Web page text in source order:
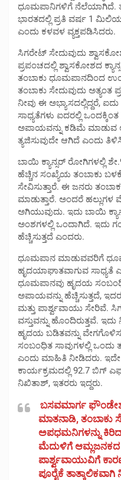
ಧೂಮಪಾನಿಗಳಿಗೆ ನೆಲೆಯಾಗಿದೆ.
ಭಾರತದಲ್ಲಿ ಪ್ರತಿ ವರ್ಷ 1
ಎಂದು ಕಳವಳ ವ್ಯಕ್ತಪಡಿಸಿದರು.
ಸಿಗರೇಟ್ ಸೇದುವುದು
ಪ್ರಪಂಚದಲ್ಲಿ ಶ್ವಾಸಕೋಶದ
ತಂಬಾಕು ಧೂಮಪಾನದಿಂದ
ತಂಬಾಕು ಸೇದುವುದು
ನೀವು ಈ ಅಭ್ಯಾಸದಲ್ಲಿದ್ದರೆ,
ಸಾಧ್ಯತೆಗಳು ಐದರಲ್ಲಿ
ಅಪಾಯವನ್ನು ಕಡಿಮೆ ಮಾಡುವ
ತ್ಯಜಿಸುವುದೇ ಆಗಿದೆ ಎಂದು
ಬಾಯಿ ಕ್ಯಾನ್ಸರ್ ರೋಗಿಗಳಲ್ಲಿ
ಹೆಚ್ಚಿನ ಸಂಖ್ಯೆಯ ತಂಬಾಕು
ಸೇವಿಸುತ್ತಾರೆ. ಈ ಜನರು
ಮಾಡುತ್ತಾರೆ. ಅಂದರೆ ಹಲ್ಲುಗಳ
ಅಗಿಯುವುದು. ಇದು ಬಾಯಿ
ಅಂಶಗಳಲ್ಲಿ ಒಂದಾಗಿದೆ. ಇದು
ಹೆಚ್ಚಿಸುತ್ತದೆ ಎಂದರು.
ಧೂಮಪಾನ ಮಾಡುವವರಿಗೆ
ಹೃದಯಾಘಾತವಾಗುವ ಸಾಧ್ಯತೆ
ಧೂಮಪಾನವು ಹೃದಯ
ಅಪಾಯವನ್ನು ಹೆಚ್ಚಿಸುತ್ತದೆ,
ಮತ್ತು ಪಾರ್ಶ್ವವಾಯು ಸೇರಿವೆ.
ವಸ್ತುವನ್ನು ಹೊಂದಿರುತ್ತವೆ. ಇದು
ಹೃದಯ ಬಡಿತವನ್ನು
ಸಂಬಂಧಿತ ಸಾವುಗಳಲ್ಲಿ
ಎಂದು ಮಾಹಿತಿ ನೀಡಿದರು.
ಕಾರ್ಯಕ್ರಮದಲ್ಲಿ 92.7 ಬಿಗ್
ನಿಖಿತಾಶ್, ಇತರರು ಇದ್ದರು.
ಬಸವಮಾರ್ಗ
ಮಾತನಾಡಿ,
ಅಪಧಮನಿಗಳನ್ನು
ಮೆದುಳಿಗೆ ಆಮ್ಲಜನಕದ
ಪಾರ್ಶ್ವವಾಯುವಿಗೆ
ಪೂರೈಕೆ